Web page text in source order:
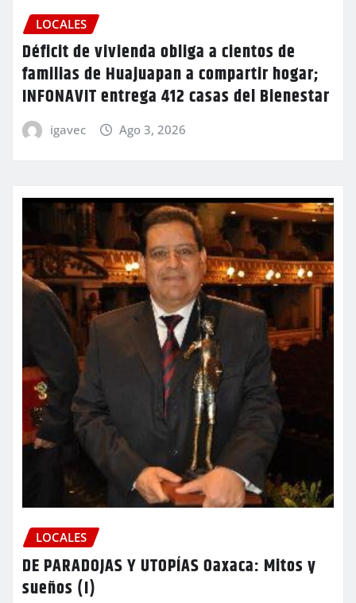
LOCALES
Déficit de vivienda obliga a cientos de
familias de Huajuapan a compartir hogar;
INFONAVIT entrega 412 casas del Bienestar
igavec Ago 3, 2026
LOCALES
DE PARADOJAS Y UTOPÍAS Oaxaca: Mitos y
sueños (I)